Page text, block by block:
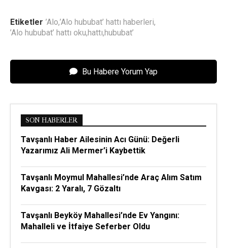
Etiketler ’Alo,’Alo hububat’ hattı haberleri,
’Alo hububat’ hattı oku,hattı,hububat’
Bu Habere Yorum Yap
SON HABERLER
Tavşanlı Haber Ailesinin Acı Günü: Değerli
Yazarımız Ali Mermer’i Kaybettik
Tavşanlı Moymul Mahallesi’nde Araç Alım Satım
Kavgası: 2 Yaralı, 7 Gözaltı
Tavşanlı Beyköy Mahallesi’nde Ev Yangını:
Mahalleli ve İtfaiye Seferber Oldu